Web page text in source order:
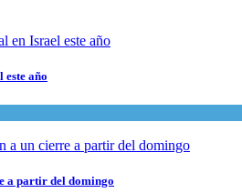
año
a partir del domingo